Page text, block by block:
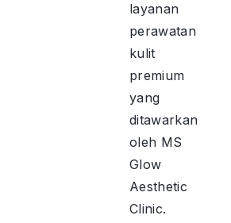
layanan
perawatan
kulit
premium
yang
ditawarkan
oleh MS
Glow
Aesthetic
Clinic.